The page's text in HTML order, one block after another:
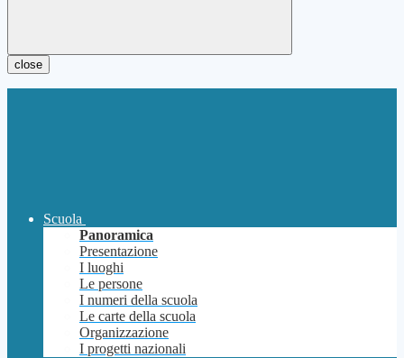
close
Scuola
Panoramica
Presentazione
I luoghi
Le persone
I numeri della scuola
Le carte della scuola
Organizzazione
I progetti nazionali